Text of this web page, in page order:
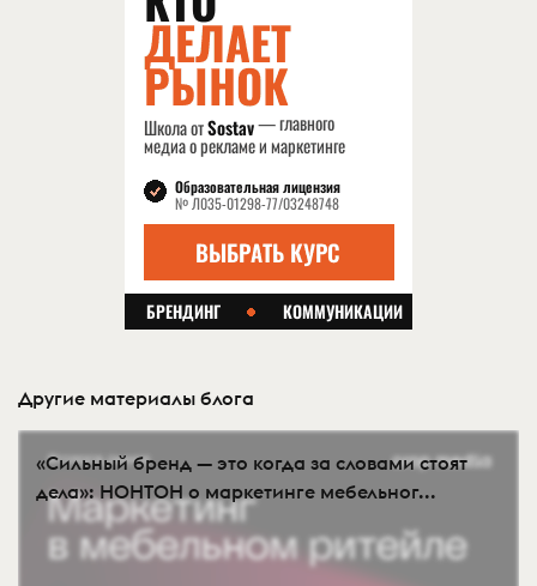
Другие материалы блога
«Сильный бренд — это когда за словами стоят
дела»: НОНТОН о маркетинге мебельног...